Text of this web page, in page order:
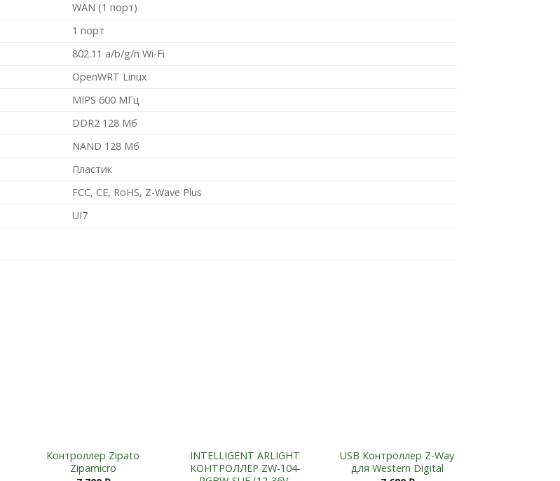
WAN (1 порт)
1 порт
802.11 a/b/g/n Wi-Fi
OpenWRT Linux
MIPS 600 MГц
DDR2 128 Мб
NAND 128 Мб
Пластик
FCC, CE, RoHS, Z-Wave Plus
UI7
Контроллер Zipato
Zipamicro
INTELLIGENT ARLIGHT
КОНТРОЛЛЕР ZW-104-
USB Контроллер Z-Way
для Western Digital